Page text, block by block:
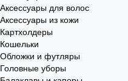
Аксессуары для волос
Аксессуары из кожи
Картхолдеры
Кошельки
Обложки и футляры
Головные уборы